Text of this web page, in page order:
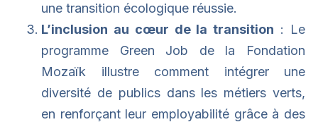
une transition écologique réussie.
L’inclusion au cœur de la transition : Le
programme Green Job de la Fondation
Mozaïk illustre comment intégrer une
diversité de publics dans les métiers verts,
en renforçant leur employabilité grâce à des